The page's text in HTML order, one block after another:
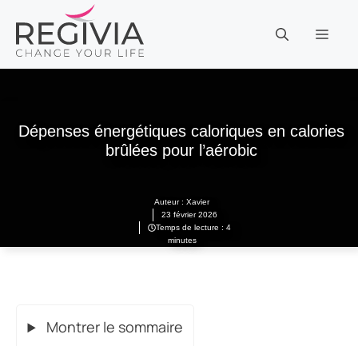
contenu
Dépenses énergétiques caloriques en calories
brûlées pour l’aérobic
Auteur : Xavier
23 février 2026
Temps de lecture : 4
minutes
Montrer le sommaire